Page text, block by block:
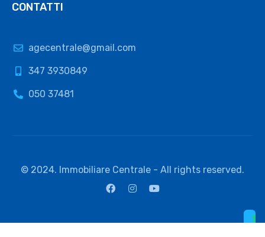
CONTATTI
agecentrale@gmail.com
347 3930849
050 37481
© 2024. Immobiliare Centrale - All rights reserved.